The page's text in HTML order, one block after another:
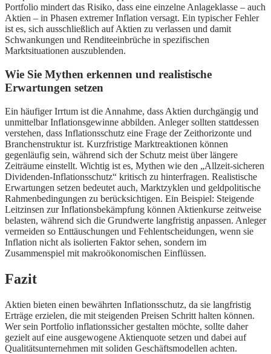
Portfolio mindert das Risiko, dass eine einzelne Anlageklasse – auch
Aktien – in Phasen extremer Inflation versagt. Ein typischer Fehler
ist es, sich ausschließlich auf Aktien zu verlassen und damit
Schwankungen und Renditeeinbrüche in spezifischen
Marktsituationen auszublenden.
Wie Sie Mythen erkennen und realistische
Erwartungen setzen
Ein häufiger Irrtum ist die Annahme, dass Aktien durchgängig und
unmittelbar Inflationsgewinne abbilden. Anleger sollten stattdessen
verstehen, dass Inflationsschutz eine Frage der Zeithorizonte und
Branchenstruktur ist. Kurzfristige Marktreaktionen können
gegenläufig sein, während sich der Schutz meist über längere
Zeiträume einstellt. Wichtig ist es, Mythen wie den „Allzeit-sicheren
Dividenden-Inflationsschutz“ kritisch zu hinterfragen. Realistische
Erwartungen setzen bedeutet auch, Marktzyklen und geldpolitische
Rahmenbedingungen zu berücksichtigen. Ein Beispiel: Steigende
Leitzinsen zur Inflationsbekämpfung können Aktienkurse zeitweise
belasten, während sich die Grundwerte langfristig anpassen. Anleger
vermeiden so Enttäuschungen und Fehlentscheidungen, wenn sie
Inflation nicht als isolierten Faktor sehen, sondern im
Zusammenspiel mit makroökonomischen Einflüssen.
Fazit
Aktien bieten einen bewährten Inflationsschutz, da sie langfristig
Erträge erzielen, die mit steigenden Preisen Schritt halten können.
Wer sein Portfolio inflationssicher gestalten möchte, sollte daher
gezielt auf eine ausgewogene Aktienquote setzen und dabei auf
Qualitätsunternehmen mit soliden Geschäftsmodellen achten.